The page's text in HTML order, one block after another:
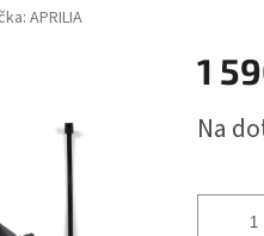
APRILIA
1
cena:
Na